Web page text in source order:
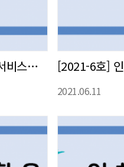
[2021-7호] 인천공항운영서비스㈜ 사내 소식지 발간
2021.06.11